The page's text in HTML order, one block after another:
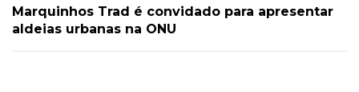
Marquinhos Trad é convidado para apresentar
aldeias urbanas na ONU